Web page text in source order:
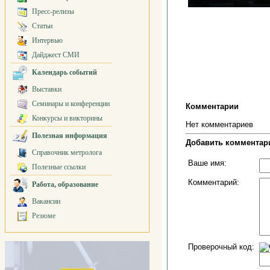
Пресс-релизы
Статьи
Интервью
Дайджест СМИ
Календарь событий
Выставки
Семинары и конференции
Конкурсы и викторины
Полезная информация
Справочник метролога
Полезные ссылки
Работа, образование
Вакансии
Резюме
Комментарии
Нет комментариев
Добавить
Ваше имя:
Комментарий:
Проверочный код: